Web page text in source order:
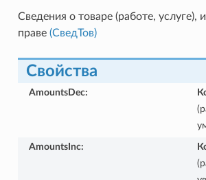
Сведения о товаре (работе, услуге),
праве (СведТов)
Свойства
AmountsDec:
AmountsInc: